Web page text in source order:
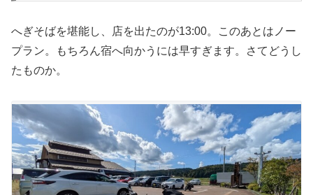
へぎそばを堪能し、店を出たのが13:00。このあとはノー
プラン。もちろん宿へ向かうには早すぎます。さてどうし
たものか。